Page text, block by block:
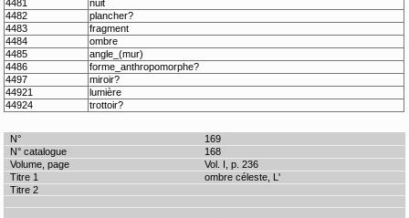
4481
nuit
4482
plancher?
4483
fragment
4484
ombre
4485
angle_(mur)
4486
forme_anthropomorphe?
4497
miroir?
44921
lumière
44924
trottoir?
169
168
Vol. I, p. 236
ombre céleste, L'